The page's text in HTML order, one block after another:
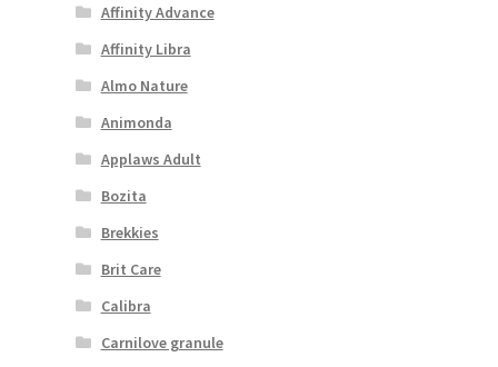
Affinity Advance
Affinity Libra
Almo Nature
Animonda
Applaws Adult
Bozita
Brekkies
Brit Care
Calibra
Carnilove granule